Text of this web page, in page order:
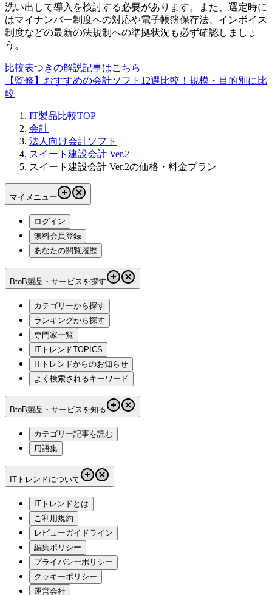
洗い出して導入を検討する必要があります。また、選定時に
はマイナンバー制度への対応や電子帳簿保存法、インボイス
制度などの最新の法規制への準拠状況も必ず確認しましょ
う。
比較表つきの解説記事はこちら
【監修】おすすめの会計ソフト12選比較！規模・目的別に比
較
IT製品比較TOP
会計
法人向け会計ソフト
スイート建設会計 Ver.2
スイート建設会計 Ver.2の価格・料金プラン
マイメニュー
ログイン
無料会員登録
あなたの閲覧履歴
BtoB製品・サービスを探す
カテゴリーから探す
ランキングから探す
専門家一覧
ITトレンドTOPICS
ITトレンドからのお知らせ
よく検索されるキーワード
BtoB製品・サービスを知る
カテゴリー記事を読む
用語集
ITトレンドについて
ITトレンドとは
ご利用規約
レビューガイドライン
編集ポリシー
プライバシーポリシー
クッキーポリシー
運営会社